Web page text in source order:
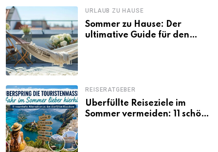
URLAUB ZU HAUSE
Sommer zu Hause: Der
ultimative Guide für den
REISERATGEBER
Überfüllte Reiseziele im
Sommer vermeiden: 11 schöne